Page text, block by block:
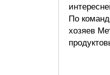
По
хозяев